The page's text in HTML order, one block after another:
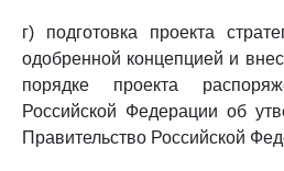
г) подготовка проекта
одобренной концепцией и
порядке проекта
Российской Федерации об
Правительство Российской